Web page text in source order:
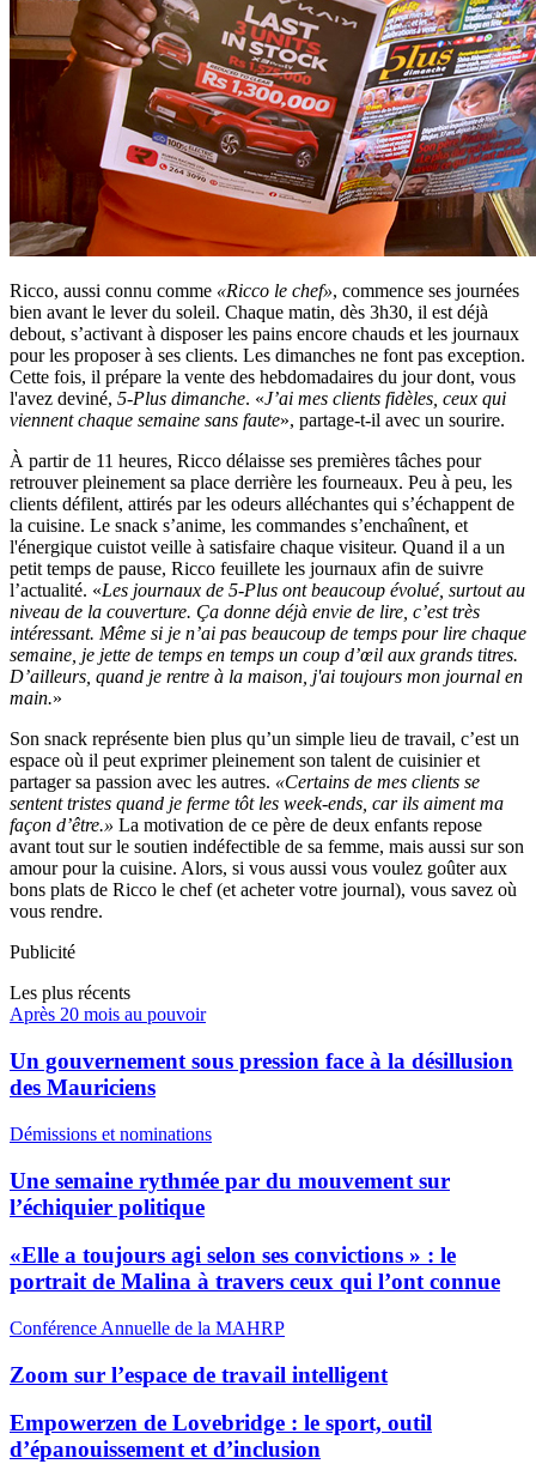
Ricco, aussi connu comme «Ricco le chef», commence ses journées
bien avant le lever du soleil. Chaque matin, dès 3h30, il est déjà
debout, s’activant à disposer les pains encore chauds et les journaux
pour les proposer à ses clients. Les dimanches ne font pas exception.
Cette fois, il prépare la vente des hebdomadaires du jour dont, vous
l'avez deviné, 5-Plus dimanche. «J’ai mes clients fidèles, ceux qui
viennent chaque semaine sans faute», partage-t-il avec un sourire.
À partir de 11 heures, Ricco délaisse ses premières tâches pour
retrouver pleinement sa place derrière les fourneaux. Peu à peu, les
clients défilent, attirés par les odeurs alléchantes qui s’échappent de
la cuisine. Le snack s’anime, les commandes s’enchaînent, et
l'énergique cuistot veille à satisfaire chaque visiteur. Quand il a un
petit temps de pause, Ricco feuillete les journaux afin de suivre
l’actualité. «Les journaux de 5-Plus ont beaucoup évolué, surtout au
niveau de la couverture. Ça donne déjà envie de lire, c’est très
intéressant. Même si je n’ai pas beaucoup de temps pour lire chaque
semaine, je jette de temps en temps un coup d’œil aux grands titres.
D’ailleurs, quand je rentre à la maison, j'ai toujours mon journal en
main.»
Son snack représente bien plus qu’un simple lieu de travail, c’est un
espace où il peut exprimer pleinement son talent de cuisinier et
partager sa passion avec les autres. «Certains de mes clients se
sentent tristes quand je ferme tôt les week-ends, car ils aiment ma
façon d’être.» La motivation de ce père de deux enfants repose
avant tout sur le soutien indéfectible de sa femme, mais aussi sur son
amour pour la cuisine. Alors, si vous aussi vous voulez goûter aux
bons plats de Ricco le chef (et acheter votre journal), vous savez où
vous rendre.
Publicité
Les plus récents
Après 20 mois au pouvoir
Un gouvernement sous pression face à la désillusion
des Mauriciens
Démissions et nominations
Une semaine rythmée par du mouvement sur
l’échiquier politique
«Elle a toujours agi selon ses convictions » : le
portrait de Malina à travers ceux qui l’ont connue
Conférence Annuelle de la MAHRP
Zoom sur l’espace de travail intelligent
Empowerzen de Lovebridge : le sport, outil
d’épanouissement et d’inclusion